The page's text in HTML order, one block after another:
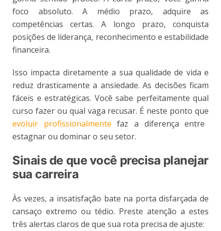
foco absoluto. A médio prazo, adquire as
competências certas. A longo prazo, conquista
posições de liderança, reconhecimento e estabilidade
financeira.
Isso impacta diretamente a sua qualidade de vida e
reduz drasticamente a ansiedade. As decisões ficam
fáceis e estratégicas. Você sabe perfeitamente qual
curso fazer ou qual vaga recusar. É neste ponto que
evoluir profissionalmente faz a diferença entre
estagnar ou dominar o seu setor.
Sinais de que você precisa planejar
sua carreira
Às vezes, a insatisfação bate na porta disfarçada de
cansaço extremo ou tédio. Preste atenção a estes
três alertas claros de que sua rota precisa de ajuste: